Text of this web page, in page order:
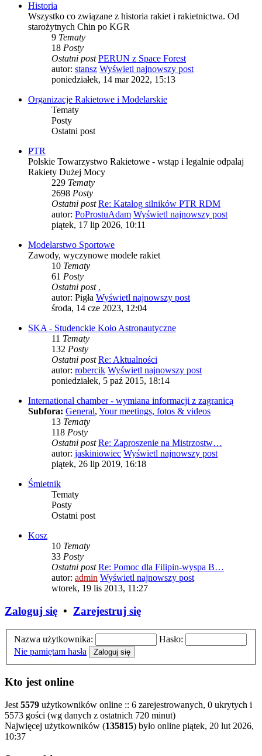
Historia
Wszystko co związane z historia rakiet i rakietnictwa. Od
starożytnych Chin po KGR
9 Tematy
18 Posty
Ostatni post PERUN z Space Forest
autor: stansz Wyświetl najnowszy post
poniedziałek, 14 mar 2022, 15:13
Organizacje Rakietowe i Modelarskie
Tematy
Posty
Ostatni post
PTR
Polskie Towarzystwo Rakietowe - wstąp i legalnie odpalaj
Rakiety Dużej Mocy
229 Tematy
2698 Posty
Ostatni post Re: Katalog silników PTR RDM
autor: PoProstuAdam Wyświetl najnowszy post
piątek, 17 lip 2026, 10:11
Modelarstwo Sportowe
Zawody, wyczynowe modele rakiet
10 Tematy
61 Posty
Ostatni post .
autor: Pigła Wyświetl najnowszy post
środa, 14 cze 2023, 12:04
SKA - Studenckie Koło Astronautyczne
11 Tematy
132 Posty
Ostatni post Re: Aktualności
autor: robercik Wyświetl najnowszy post
poniedziałek, 5 paź 2015, 18:14
International chamber - wymiana informacji z zagranicą
Subfora: General, Your meetings, fotos & videos
13 Tematy
118 Posty
Ostatni post Re: Zaproszenie na Mistrzostw…
autor: jaskiniowiec Wyświetl najnowszy post
piątek, 26 lip 2019, 16:18
Śmietnik
Tematy
Posty
Ostatni post
Kosz
10 Tematy
33 Posty
Ostatni post Re: Pomoc dla Filipin-wyspa B…
autor: admin Wyświetl najnowszy post
wtorek, 19 lis 2013, 11:27
Zaloguj się • Zarejestruj się
Nazwa użytkownika:
Hasło:
Nie pamiętam hasła
Kto jest online
Jest 5579 użytkowników online :: 6 zarejestrowanych, 0 ukrytych i
5573 gości (wg danych z ostatnich 720 minut)
Najwięcej użytkowników (135815) było online piątek, 20 lut 2026,
10:37